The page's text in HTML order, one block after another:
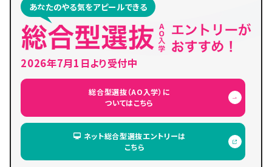
あなたのやる気をアピールできる
2026年7月1日より受付中
総合型選抜（AO入学）に
ついてはこちら
ネット総合型選抜エントリーは
こちら